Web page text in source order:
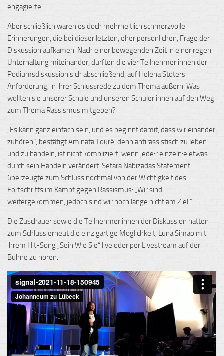
engagierte.
Aber schließlich waren es doch mehrheitlich schmerzvolle
Erinnerungen, die bei dieser letzten, eher persönlichen, Frage der
Diskussion aufkamen. Nach einer bewegenden Zeit in einer regen
Unterhaltung miteinander, durften die vier Teilnehmer:innen der
Podiumsdiskussion sich abschließend, auf HelenaStöters
Anforderung, in ihrer Schlussrede zu dem Thema äußern. Was
wollten sie unserer Schule und unseren Schüler:innen auf den Weg
zum Thema Rassismus mitgeben?
„Es kann ganz einfach sein, und es beginnt damit, dass wir einander
zuhören“, bestätigtAminataTouré, denn antirassistisch zu leben
und zu handeln, ist nicht kompliziert, wenn jede:r einzeln:e etwas
durch sein Handeln verändert. Setara NabizadasStatement
überzeugte zum Schluss nochmal von der Wichtigkeit des
Fortschritts im Kampf gegen Rassismus: „Wir sind
weitergekommen, jedoch sind wir noch lange nicht am Ziel.“
Die Zuschauer sowie die Teilnehmer:innen der Diskussion hatten
zum Schluss erneut die einzigartige Möglichkeit, LunaSimao mit
ihrem Hit-Song „Sein Wie Sie“ live oder per Livestream auf der
Bühne zu hören.